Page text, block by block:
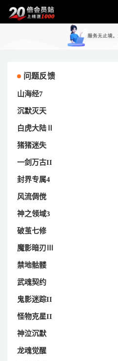
问题反馈
山海经7
沉默灭天
白虎大陆Ⅱ
猪猪迷失
一剑万古II
封界专属4
风流倜傥
神之领域3
破茧七修
魔影暗刃Ⅲ
禁地骷髅
武魂契约
鬼影迷踪II
怪物克星II
神泣沉默
龙魂觉醒